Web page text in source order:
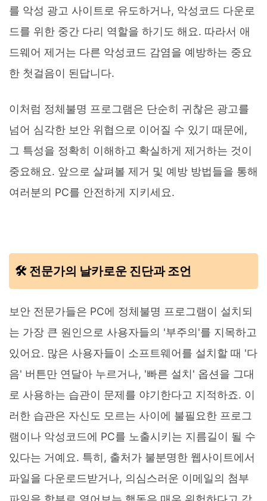
를 악성 광고 사이트로 유도하거나, 악성코드 다운로
드를 위한 중간 다리 역할을 하기도 해요. 따라서 애
드웨어 제거는 다른 악성코드 감염을 예방하는 중요
한 첫걸음이 된답니다.
이처럼 정체불명 프로그램은 단순히 귀찮은 광고를
넘어 심각한 보안 위협으로 이어질 수 있기 때문에,
그 특성을 정확히 이해하고 확실하게 제거하는 것이
중요해요. 앞으로 살펴볼 제거 및 예방 방법들을 통해
여러분의 PC를 안전하게 지키세요.
🛠️ 전문가의 날카로운 진단과 조언
보안 전문가들은 PC에 정체불명 프로그램이 설치되
는 가장 큰 원인으로 사용자들의 '부주의'를 지목하고
있어요. 많은 사용자들이 소프트웨어를 설치할 때 '다
음' 버튼만 연달아 누르거나, '빠른 설치' 옵션을 그대
로 사용하는 습관이 문제를 야기한다고 지적하죠. 이
러한 습관은 자신도 모르는 사이에 불필요한 프로그
램이나 악성코드에 PC를 노출시키는 지름길이 될 수
있다는 거예요. 특히, 출처가 불분명한 웹사이트에서
파일을 다운로드받거나, 의심스러운 이메일의 첨부